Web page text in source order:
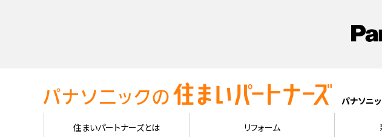
パナソニ
住まいパートナーズとは リフォーム